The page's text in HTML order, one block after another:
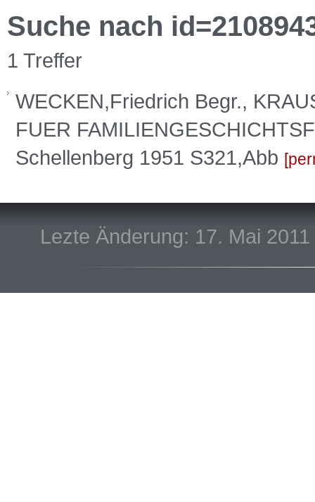
Suche nach
1 Treffer
WECKEN,Friedrich Begr.,
FUER
Schellenberg 1951 S321,Abb
Lezte Änderung: 17. Mai